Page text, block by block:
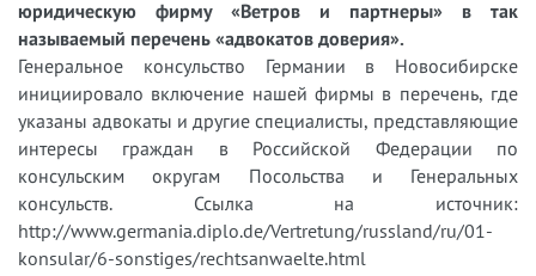
юридическую фирму «Ветров и партнеры» в так
называемый перечень «адвокатов доверия».
Генеральное консульство Германии в Новосибирске
инициировало включение нашей фирмы в перечень, где
указаны адвокаты и другие специалисты, представляющие
интересы граждан в Российской Федерации по
консульским округам Посольства и Генеральных
консульств. Ссылка на источник:
http://www.germania.diplo.de/Vertretung/russland/ru/01-
konsular/6-sonstiges/rechtsanwaelte.html